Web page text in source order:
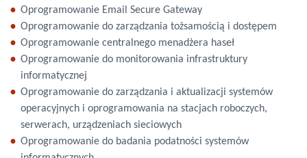
Oprogramowanie Email Secure Gateway
Oprogramowanie do zarządzania tożsamością i dostępem
Oprogramowanie centralnego menadżera haseł
Oprogramowanie do monitorowania infrastruktury
informatycznej
Oprogramowanie do zarządzania i aktualizacji systemów
operacyjnych i oprogramowania na stacjach roboczych,
serwerach, urządzeniach sieciowych
Oprogramowanie do badania podatności systemów